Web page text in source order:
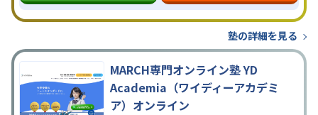
塾の詳細を見る
MARCH専門オンライン塾 YD
Academia（ワイディーアカデミ
ア）オンライン